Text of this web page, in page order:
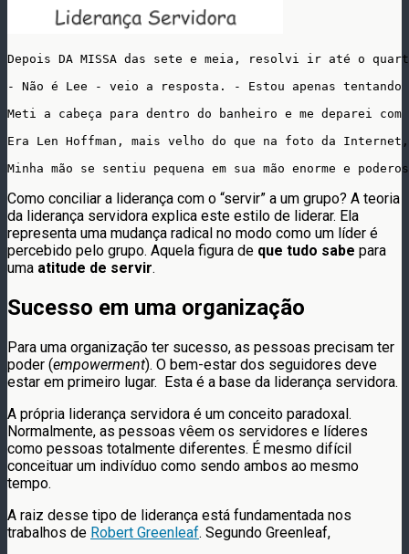
Depois DA MISSA das sete e meia, resolvi ir até o
- Não é Lee - veio a resposta. - Estou apenas
Meti a cabeça para dentro do banheiro e me deparei
Era Len Hoffman, mais velho do que na foto da
Minha mão se sentiu pequena em sua mão enorme e
Como conciliar a liderança com o “servir” a um grupo? A teoria
da liderança servidora explica este estilo de liderar. Ela
representa uma mudança radical no modo como um líder é
percebido pelo grupo. Aquela figura de que tudo sabe para
uma atitude de servir.
Sucesso em uma organização
Para uma organização ter sucesso, as pessoas precisam ter
poder (empowerment). O bem-estar dos seguidores deve
estar em primeiro lugar. Esta é a base da liderança servidora.
A própria liderança servidora é um conceito paradoxal.
Normalmente, as pessoas vêem os servidores e líderes
como pessoas totalmente diferentes. É mesmo difícil
conceituar um indivíduo como sendo ambos ao mesmo
tempo.
A raiz desse tipo de liderança está fundamentada nos
trabalhos de Robert Greenleaf. Segundo Greenleaf,